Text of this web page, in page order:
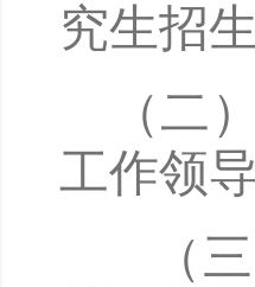
究生招
（二
工作领
（三